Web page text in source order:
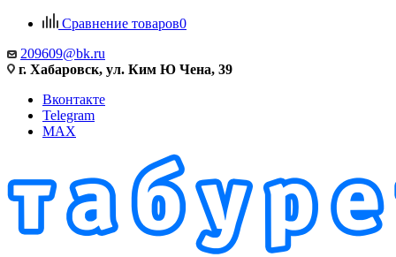
Сравнение товаров0
209609@bk.ru
г. Хабаровск, ул. Ким Ю Чена, 39
Вконтакте
Telegram
MAX